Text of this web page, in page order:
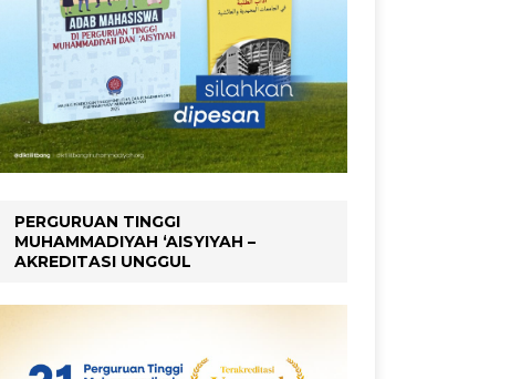
PERGURUAN TINGGI
MUHAMMADIYAH ‘AISYIYAH –
AKREDITASI UNGGUL